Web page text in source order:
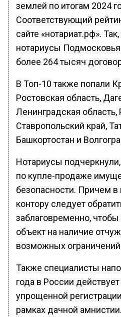
землей по итогам 2024
Соответствующий
сайте «нотариат.рф».
нотариусы Подмосковья
более 264 тысяч
В Топ-10 также попали
Ростовская область,
Ленинградская
Ставропольский край,
Башкортостан и
Нотариусы
по купле-продаже
безопасности. Причем в
контору следует
заблаговременно,
объект на наличие
возможных
Также специалисты
года в России
упрощенной
рамках дачной